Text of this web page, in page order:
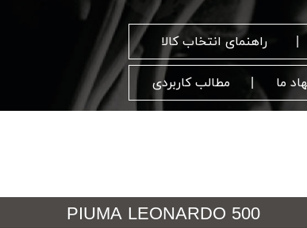
راهنمای انتخاب کالا
مطالب کاربردی ما
PIUMA LEONARDO 500